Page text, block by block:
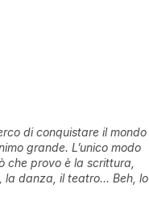
di conquistare il mondo
grande. L’unico modo
che provo è la scrittura,
la danza, il teatro… Beh, lo